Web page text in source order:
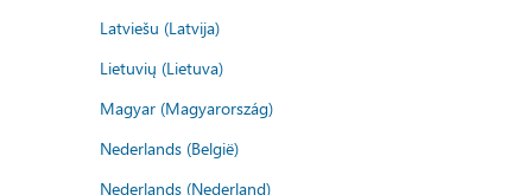
Latviešu (Latvija)
Lietuvių (Lietuva)
Magyar (Magyarország)
Nederlands (België)
Nederlands (Nederland)